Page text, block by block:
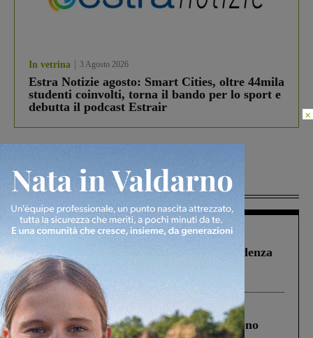
In vetrina 3 Agosto 2026
Estra Notizie agosto: Smart Cities, oltre 44mila
studenti coinvolti, torna il bando per lo sport e
debutta il podcast Estrair
Più lette
Figline Incisa Valdarno 1 Agosto 2026
Piscina di Figline finanziata oltre la scadenza
Pnrr, il gruppo di Fratelli d’Italia: “Un
ringraziamento al Governo”
Cronaca 4 Agosto 2026
Un anno fa la strage in A1 in cui morirono
×